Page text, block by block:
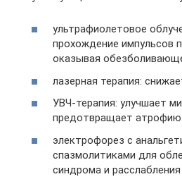
ультрафиолетовое
прохождение импульсов
оказывая
лазерная терапия:
УВЧ-терапия: улучшает
предотвращает
электрофорез с
спазмолитиками для
синдрома и